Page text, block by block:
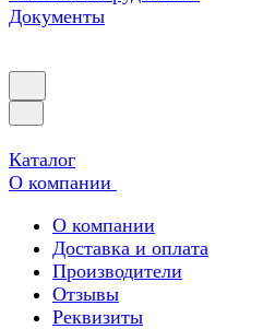
Документы
Каталог
О компании
О компании
Доставка и оплата
Производители
Отзывы
Реквизиты